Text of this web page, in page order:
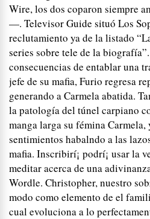
Wire, los dos coparon siempre
—. Televisor Guide situó Los
reclutamiento ya de la listado
series sobre tele de la
consecuencias de entablar una
jefe de su mafia, Furio regresa
generando a Carmela abatida.
la patologí­a del túnel carpiano
manga larga su fémina
sentimientos habalndo a las
mafia. Inscribirí¡ podrí¡ usar la
meditar acerca de una
Wordle. Christopher, nuestro
modo­ como elemento de el
cual evoluciona a lo